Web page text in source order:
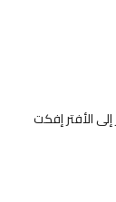
الأفتر إفكت